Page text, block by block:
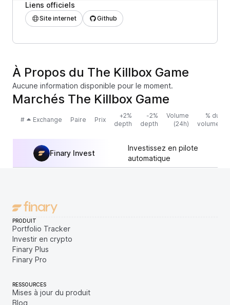
Liens officiels
Site internet Github
À Propos du The Killbox Game
Aucune information disponible pour le moment.
Marchés The Killbox Game
# Exchange Paire Prix
+2%
depth
-2%
depth
Volume
(24h)
% du
volume
Finary Invest
Investissez en pilote
automatique
PRODUIT
Portfolio Tracker
Investir en crypto
Finary Plus
Finary Pro
RESSOURCES
Mises à jour du produit
Blog